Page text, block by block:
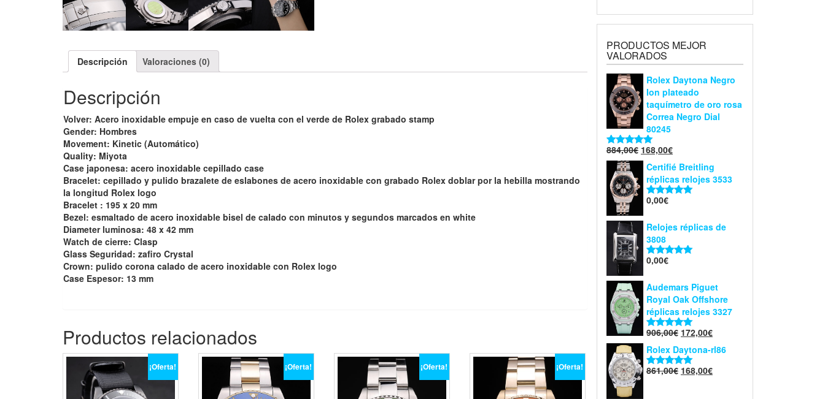
Descripción Valoraciones (0)
Descripción
Volver: Acero inoxidable empuje en caso de vuelta con el verde de Rolex grabado stamp
Gender: Hombres
Movement: Kinetic (Automático)
Quality: Miyota
Case japonesa: acero inoxidable cepillado case
Bracelet: cepillado y pulido brazalete de eslabones de acero inoxidable con grabado Rolex doblar por la hebilla mostrando
la longitud Rolex logo
Bracelet : 195 x 20 mm
Bezel: esmaltado de acero inoxidable bisel de calado con minutos y segundos marcados en white
Diameter luminosa: 48 x 42 mm
Watch de cierre: Clasp
Glass Seguridad: zafiro Crystal
Crown: pulido corona calado de acero inoxidable con Rolex logo
Case Espesor: 13 mm
Productos relacionados
¡Oferta! ¡Oferta! ¡Oferta! ¡Oferta!
PRODUCTOS MEJOR
VALORADOS
Rolex Daytona Negro
Ion plateado
taquímetro de oro rosa
Correa Negro Dial
80245
Valorado en
5.00de 5
884,00€ 168,00€
Certifié Breitling
réplicas relojes 3533
Valorado en
0,00€
Relojes réplicas de
3808
Valorado en
0,00€
Audemars Piguet
Royal Oak Offshore
réplicas relojes 3327
Valorado en
906,00€ 172,00€
Rolex Daytona-rl86
Valorado en
861,00€ 168,00€